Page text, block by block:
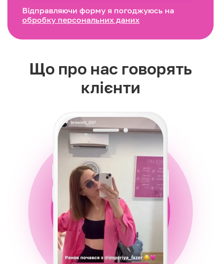
Відправляючи форму я погоджуюсь на
обробку персональних даних
Що про нас говорять
клієнти